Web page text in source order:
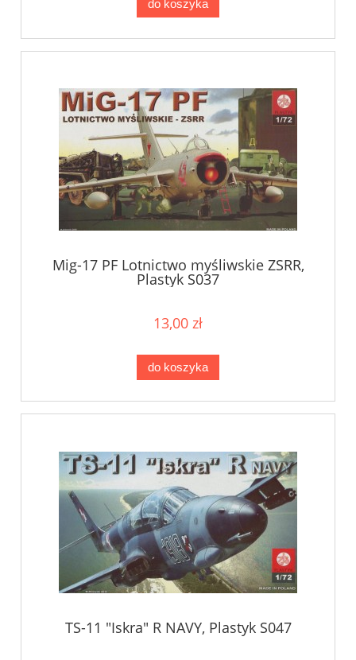
do koszyka
Mig-17 PF Lotnictwo myśliwskie ZSRR,
Plastyk S037
13,00 zł
do koszyka
TS-11 "Iskra" R NAVY, Plastyk S047